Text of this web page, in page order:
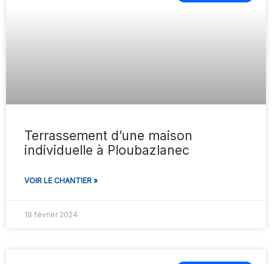
Terrassement d’une maison
individuelle à Ploubazlanec
VOIR LE CHANTIER »
18 février 2024